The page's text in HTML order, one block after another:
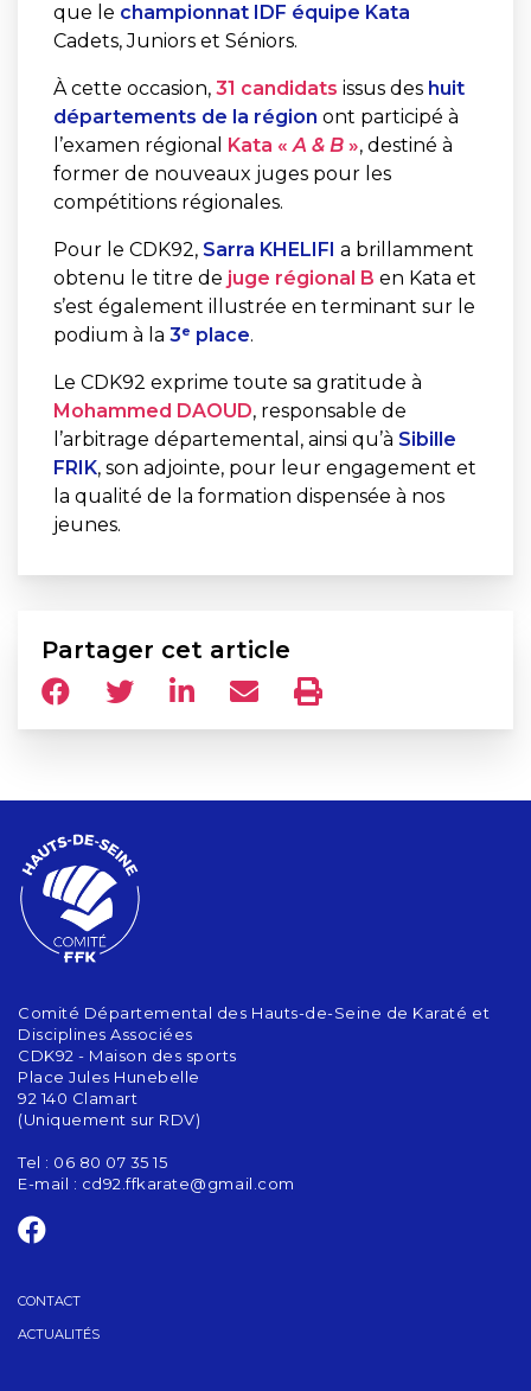
que le championnat IDF équipe Kata
Cadets, Juniors et Séniors.
À cette occasion, 31 candidats issus des huit
départements de la région ont participé à
l’examen régional
Kata «A & B », destiné à
former de nouveaux juges pour les
compétitions régionales.
Pour le CDK92, Sarra KHELIFI a brillamment
obtenu le titre de juge régional B en Kata et
s’est également illustrée en terminant sur le
podium à la 3ᵉ place.
Le CDK92 exprime toute sa gratitude à
Mohammed DAOUD, responsable de
l’arbitrage départemental, ainsi qu’à Sibille
F RIK, son adjointe, pour leur engagement et
la qualité de la formation dispensée à nos
jeunes.
Partager cet article
Comité Départemental des Hauts-de-Seine de Karaté et
Disciplines Associées
CDK92 - Maison des sports
Place Jules Hunebelle
92 140 Clamart
(Uniquement sur RDV)
Tel : 06 80 07 35 15
E-mail : cd92.ffkarate@gmail.com
CONTACT
ACTUALITÉS